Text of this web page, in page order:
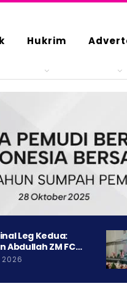
Hukrim
Leg Kedua:
Abdullah ZM FC…